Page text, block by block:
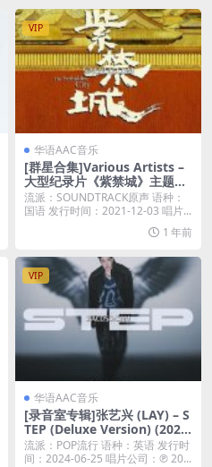
VIP
华语AAC音乐
[群星合集]Various Artists –
大型纪录片《紫禁城》主题歌
音乐专辑 (2021) [iTunes Plus
M4A]
流派：SOUNDTRACK原声 语种：
国语 发行时间：2021-12-03 唱片...
1 年前
VIP
华语AAC音乐
[录音室专辑]张艺兴 (LAY) – S
TEP (Deluxe Version) (2024)
[iTunes Plus M4A]
流派：POP流行 语种：英语 发行时
间：2024-06-25 唱片公司：℗ 20...